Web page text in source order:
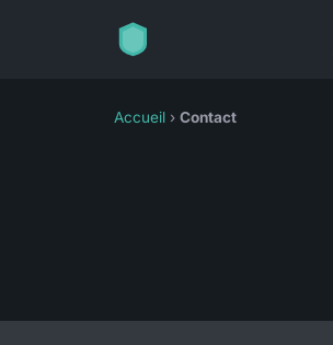
Accueil › Contact